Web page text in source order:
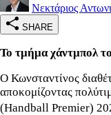
Νεκτάριος
SHARE
Το τμήμα χάντμπολ
Ο Κωνσταντίνος
αποκομίζοντας
(Handball Premier)